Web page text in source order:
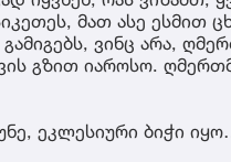
მათ ასე ესმით
გამიგებს, ვინც არა,
გზით იაროსო.
ეკლესიური ბიჭი